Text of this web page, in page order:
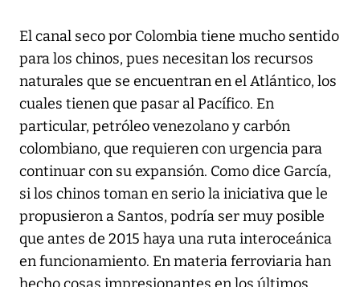
El canal seco por Colombia tiene mucho sentido
para los chinos, pues necesitan los recursos
naturales que se encuentran en el Atlántico, los
cuales tienen que pasar al Pacífico. En
particular, petróleo venezolano y carbón
colombiano, que requieren con urgencia para
continuar con su expansión. Como dice García,
si los chinos toman en serio la iniciativa que le
propusieron a Santos, podría ser muy posible
que antes de 2015 haya una ruta interoceánica
en funcionamiento. En materia ferroviaria han